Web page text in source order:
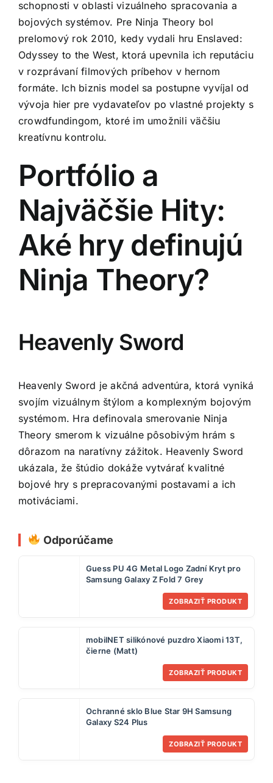
schopnosti v oblasti vizuálneho spracovania a
bojových systémov. Pre Ninja Theory bol
prelomový rok 2010, kedy vydali hru Enslaved:
Odyssey to the West, ktorá upevnila ich reputáciu
v rozprávaní filmových príbehov v hernom
formáte. Ich biznis model sa postupne vyvíjal od
vývoja hier pre vydavateľov po vlastné projekty s
crowdfundingom, ktoré im umožnili väčšiu
kreatívnu kontrolu.
Portfólio a
Najväčšie Hity:
Aké hry definujú
Ninja Theory?
Heavenly Sword
Heavenly Sword je akčná adventúra, ktorá vyniká
svojím vizuálnym štýlom a komplexným bojovým
systémom. Hra definovala smerovanie Ninja
Theory smerom k vizuálne pôsobivým hrám s
dôrazom na naratívny zážitok. Heavenly Sword
ukázala, že štúdio dokáže vytvárať kvalitné
bojové hry s prepracovanými postavami a ich
motiváciami.
Odporúčame
Guess PU 4G Metal Logo Zadní Kryt pro
Samsung Galaxy Z Fold 7 Grey
ZOBRAZIŤ PRODUKT
mobilNET silikónové puzdro Xiaomi 13T,
čierne (Matt)
ZOBRAZIŤ PRODUKT
Ochranné sklo Blue Star 9H Samsung
Galaxy S24 Plus
ZOBRAZIŤ PRODUKT